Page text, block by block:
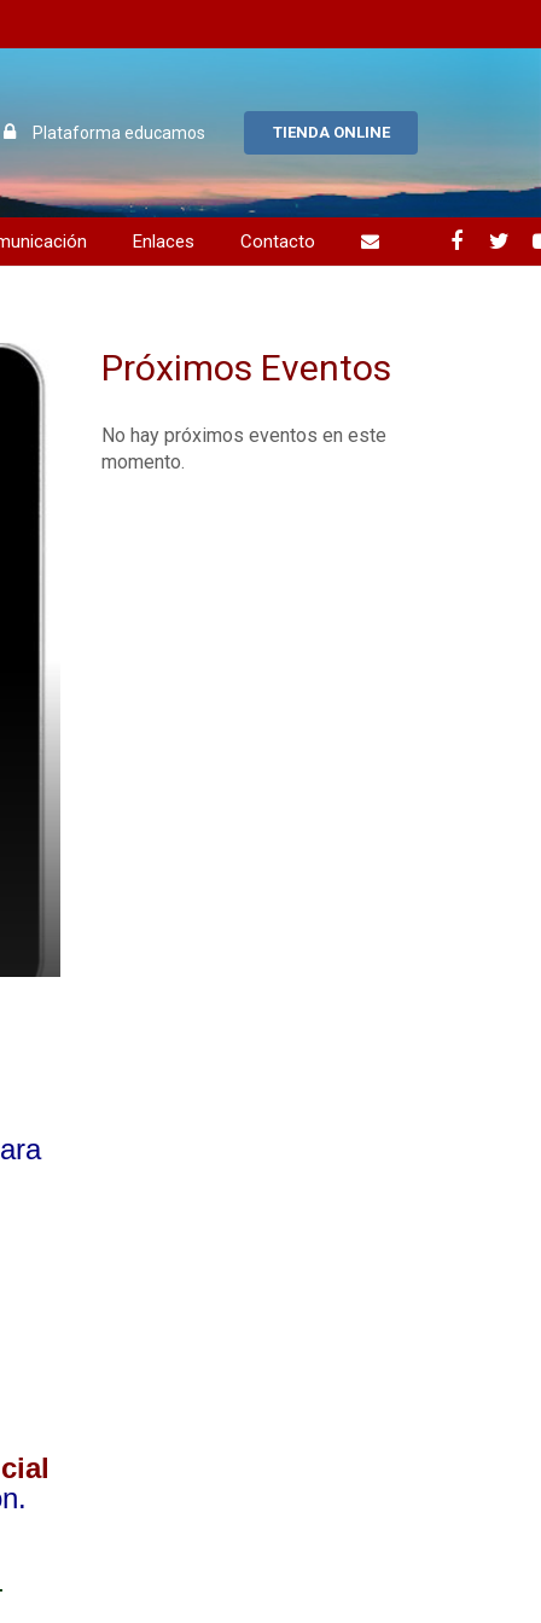
Plataforma educamos TIENDA ONLINE
Enlaces Contacto
Próximos Eventos
No hay próximos eventos en este
momento.